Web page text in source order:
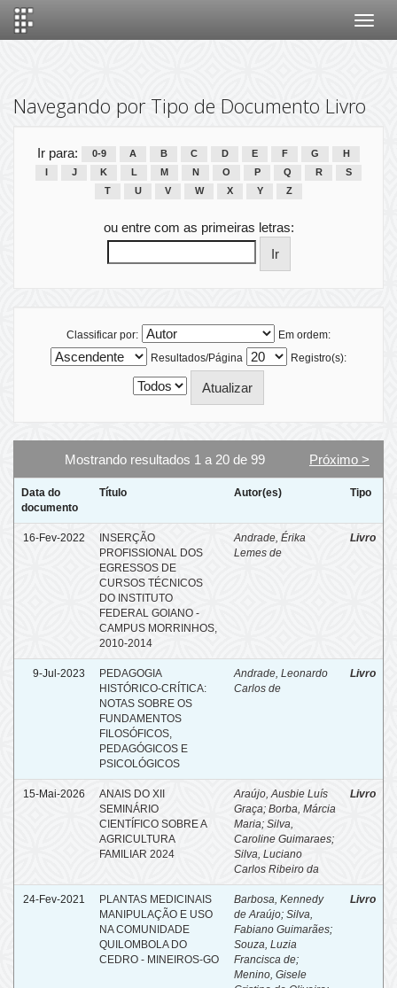
Navegando por Tipo de Documento Livro
Ir para: 0-9 A B C D E F G
H
J K L M N O P Q R
S
T
U V W X Y Z
ou entre com as primeiras letras:
Classificar por:
Em ordem:
Resultados/Página
Registro(s):
Mostrando resultados 1 a 20 de 99 Próximo >
Data do
documento
Título Autor(es) Tipo
16-Fev-2022
INSERÇÃO
PROFISSIONAL DOS
EGRESSOS DE
CURSOS TÉCNICOS
DO INSTITUTO
FEDERAL GOIANO -
CAMPUS MORRINHOS,
2010-2014
Andrade, Érika
Lemes de
Livro
9-Jul-2023
PEDAGOGIA
HISTÓRICO-CRÍTICA:
NOTAS SOBRE OS
FUNDAMENTOS
FILOSÓFICOS,
PEDAGÓGICOS E
PSICOLÓGICOS
Andrade, Leonardo
Carlos de
Livro
15-Mai-2026
ANAIS DO XII
SEMINÁRIO
CIENTÍFICO SOBRE A
AGRICULTURA
FAMILIAR 2024
Araújo, Ausbie Luís
Graça; Borba, Márcia
Maria; Silva,
Caroline Guimaraes;
Silva, Luciano
Carlos Ribeiro da
Livro
24-Fev-2021
PLANTAS MEDICINAIS
MANIPULAÇÃO E USO
NA COMUNIDADE
QUILOMBOLA DO
CEDRO - MINEIROS-GO
Barbosa, Kennedy
de Araújo; Silva,
Fabiano Guimarães;
Souza, Luzia
Francisca de;
Menino, Gisele
Livro